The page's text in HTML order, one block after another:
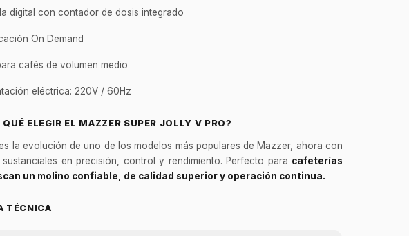
digital con contador de dosis integrado
On Demand
cafés de volumen medio
eléctrica: 220V / 60Hz
QUÉ ELEGIR EL MAZZER SUPER JOLLY V PRO?
la evolución de uno de los modelos más populares de Mazzer, ahora con
sustanciales en precisión, control y rendimiento. Perfecto para cafeterías
un molino confiable, de calidad superior y operación continua.
TÉCNICA